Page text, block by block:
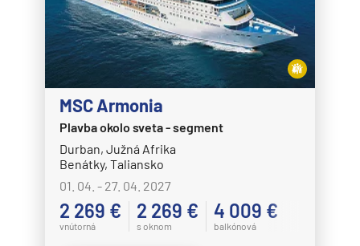
MSC Armonia
Plavba okolo sveta - segment
Durban, Južná Afrika
Benátky, Taliansko
01. 04. - 27. 04. 2027
2 269 €
vnútorná
2 269 €
s oknom
4 009 €
balkónová